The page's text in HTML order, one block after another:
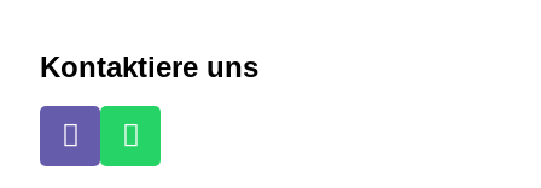
Kontaktiere uns